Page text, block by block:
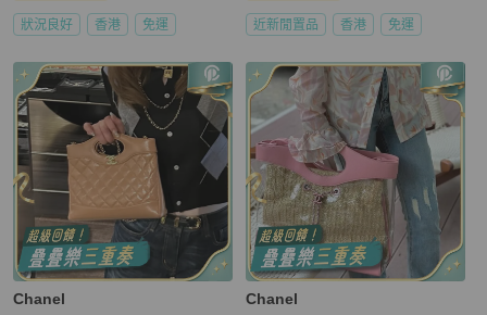
狀況良好 香港 免運 近新閒置品 香港 免運
Chanel Chanel